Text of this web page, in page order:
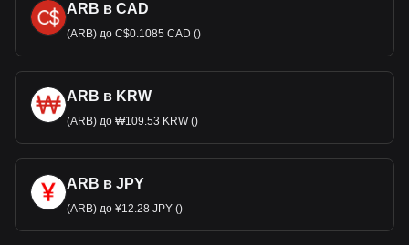
ARB в CAD
(ARB) до C$0.1085 CAD ()
ARB в KRW
(ARB) до ₩109.53 KRW ()
ARB в JPY
(ARB) до ¥12.28 JPY ()